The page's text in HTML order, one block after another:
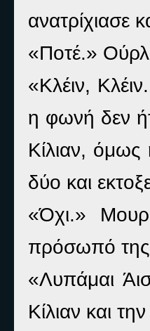
ανατρίχιασε
«Ποτέ.»
«Κλέιν,
η φωνή δεν
Κίλιαν,
δύο και
«Όχι.»
πρόσωπό της.
«Λυπάμαι
Κίλιαν και